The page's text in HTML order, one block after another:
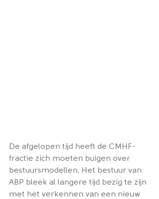
De afgelopen tijd heeft de CMHF-
fractie zich moeten buigen over
bestuursmodellen. Het bestuur van
ABP bleek al langere tijd bezig te zijn
met het verkennen van een nieuw